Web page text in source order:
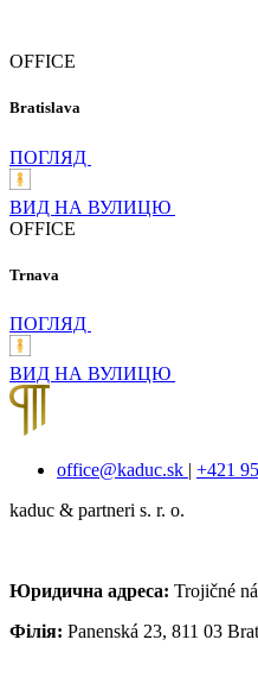
OFFICE
Bratislava
ПОГЛЯД
ВИД НА ВУЛИЦЮ
OFFICE
Trnava
ПОГЛЯД
ВИД НА ВУЛИЦЮ
office@kaduc.sk | +421
kaduc & partneri s. r. о.
Юридична адреса: Trojičné
Філія: Panenská 23, 811 03